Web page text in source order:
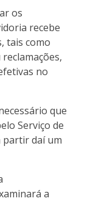
os
recebe
tais como
no
que
Serviço de
partir daí um
a